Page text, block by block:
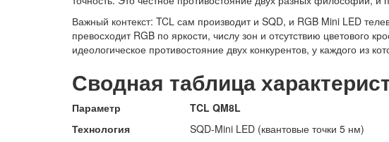
Важный контекст: TCL сам производит и SQD, и RGB Mini LED
превосходит RGB по яркости, числу зон и отсутствию цветового
идеологическое противостояние двух конкурентов, у каждого из
Сводная таблица
Параметр TCL QM8L
Технология
SQD-Mini LED (квантовые точки 5 нм)